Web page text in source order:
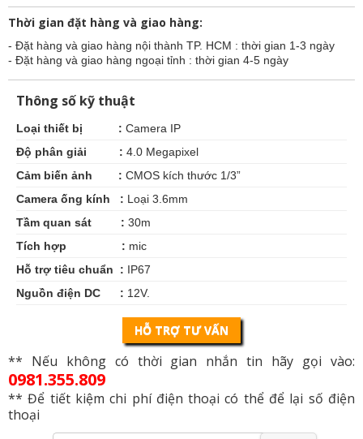
Thời gian đặt hàng và giao hàng:
- Đặt hàng và giao hàng nội thành TP. HCM : thời gian 1-3 ngày
- Đặt hàng và giao hàng ngoại tỉnh : thời gian 4-5 ngày
Thông số kỹ thuật
Loại thiết bị : Camera IP
Độ phân giải : 4.0 Megapixel
Cảm biến ảnh : CMOS kích thước 1/3”
Camera ống kính : Loại 3.6mm
Tầm quan sát : 30m
Tích hợp : mic
Hỗ trợ tiêu chuẩn : IP67
Nguồn điện DC : 12V.
HỖ TRỢ TƯ VẤN
** Nếu không có thời gian nhắn tin hãy gọi vào:
0981.355.809
** Để tiết kiệm chi phí điện thoại có thể để lại số điện
thoại